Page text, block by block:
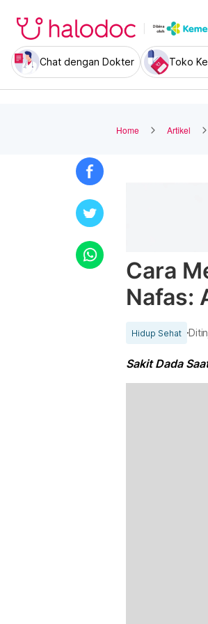
Chat dengan Dokter Toko
Home Artikel
Cara
Nafas:
Hidup Sehat
Sakit Dada